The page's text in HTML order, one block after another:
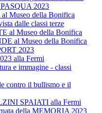
2023
Museo della Bonifica
dalle classi terze
al Museo della Bonifica
al Museo della Bonifica
2023
alla Fermi
e immagine - classi
contro il bullismo e il
SPAIATI alla Fermi
della MEMORIA 2023